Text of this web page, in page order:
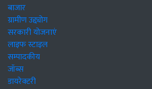
बाजार
ग्रामीण उद्द्योग
सरकारी योजनाएं
लाइफ स्टाइल
सम्पादकीय
जॉब्स
डायरेक्टरी